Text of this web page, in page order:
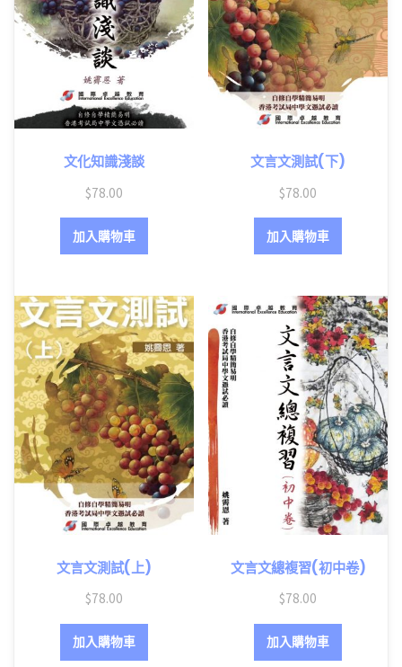
文化知識淺談
$78.00
加入購物車
文言文測試(下)
$78.00
加入購物車
文言文測試(上)
$78.00
加入購物車
文言文總複習(初中卷)
$78.00
加入購物車